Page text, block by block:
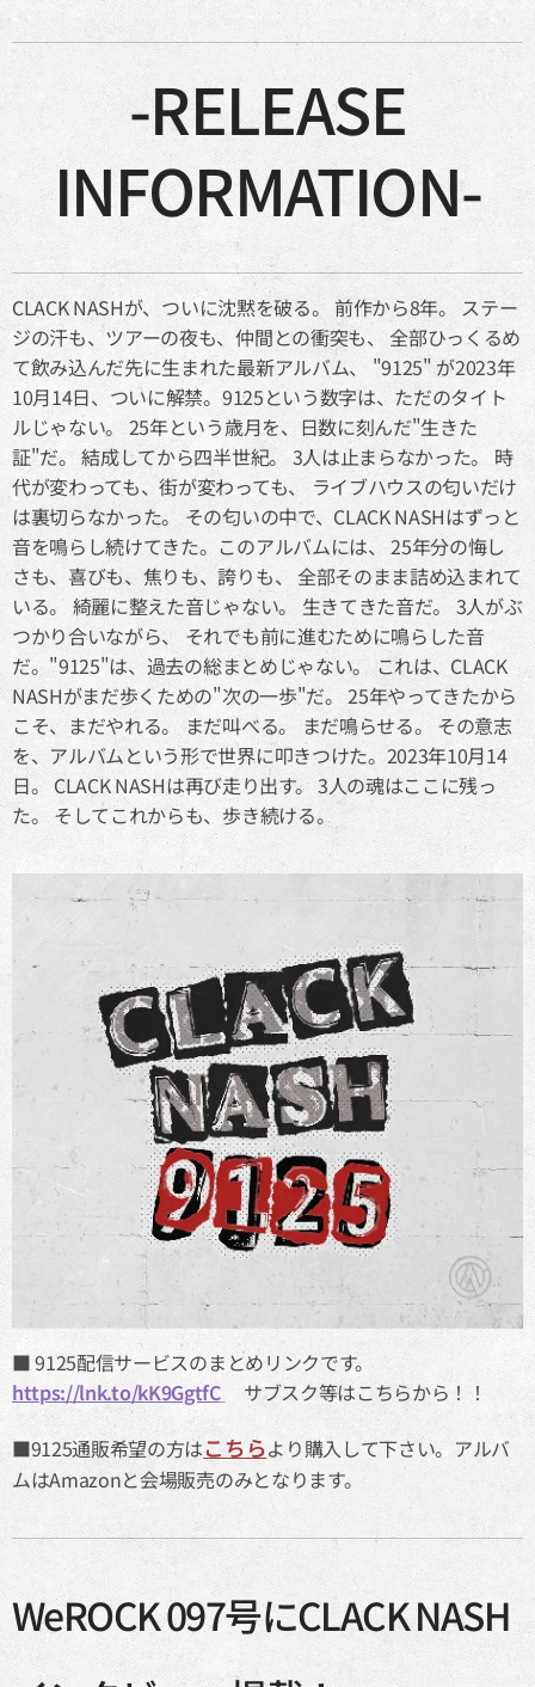
-RELEASE
INFORMATION-
CLACK NASHが、ついに沈黙を破る。 前作から8年。 ステー
ジの汗も、ツアーの夜も、仲間との衝突も、 全部ひっくるめ
て飲み込んだ先に生まれた最新アルバム、 "9125" が2023年
10月14日、ついに解禁。9125という数字は、ただのタイト
ルじゃない。 25年という歳月を、日数に刻んだ"生きた
証"だ。 結成してから四半世紀。 3人は止まらなかった。 時
代が変わっても、街が変わっても、 ライブハウスの匂いだけ
は裏切らなかった。 その匂いの中で、CLACK NASHはずっと
音を鳴らし続けてきた。このアルバムには、 25年分の悔し
さも、喜びも、焦りも、誇りも、 全部そのまま詰め込まれて
いる。 綺麗に整えた音じゃない。 生きてきた音だ。 3人がぶ
つかり合いながら、 それでも前に進むために鳴らした音
だ。"9125"は、過去の総まとめじゃない。 これは、CLACK
NASHがまだ歩くための"次の一歩"だ。 25年やってきたから
こそ、まだやれる。 まだ叫べる。 まだ鳴らせる。 その意志
を、アルバムという形で世界に叩きつけた。2023年10月14
日。 CLACK NASHは再び走り出す。 3人の魂はここに残っ
た。 そしてこれからも、歩き続ける。
■ 9125配信サービスのまとめリンクです。
https://lnk.to/kK9GgtfC
サブスク等はこちらから！！
■9125通販希望の方はこちらより購入して下さい。アルバ
ムはAmazonと会場販売のみとなります。
WeROCK 097号にCLACK NASH